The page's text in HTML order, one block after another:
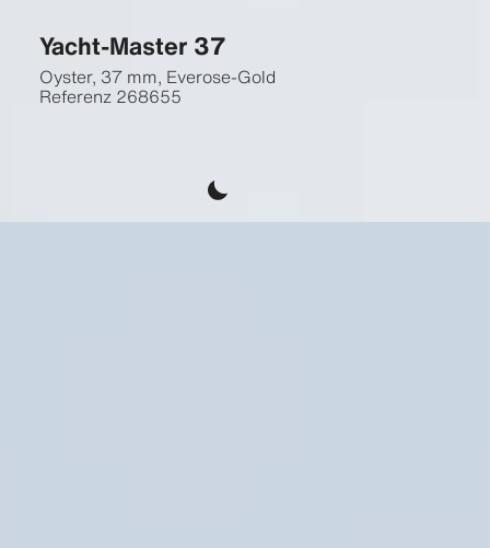
Yacht-Master 37
Oyster, 37 mm, Everose-Gold
Referenz 268655